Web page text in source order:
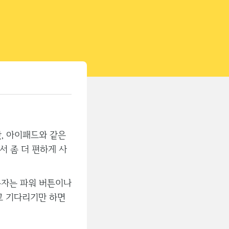
아이패드와 같은
좀 더 편하게 사
는 파워 버튼이나
기다리기만 하면